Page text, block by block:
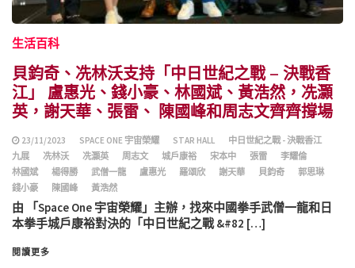
生活百科
貝鈞奇、冼林沃支持「中日世紀之戰 – 決戰香
江」 盧惠光、錢小豪、林國斌、黃浩然，冼灝
英，謝天華、張雷、 陳國峰和周志文齊齊撐場
23/11/2023 SPACE ONE 宇宙榮耀 STAR HALL
中日世紀之戰 - 決戰香江
九展
冼林沃 冼灝英 周志文 城戶康裕 宋本中 張雷
李耀倫
林國斌
楊得勝 武僧一龍 盧惠光 羅頌欣 謝天華 貝鈞奇
郭思琳
錢小豪
陳國峰 黃浩然
由 「Space One 宇宙榮耀」主辦，找來中國拳手武僧一龍和日
本拳手城戶康裕對決的「中日世紀之戰 &#82 […]
閱讀更多